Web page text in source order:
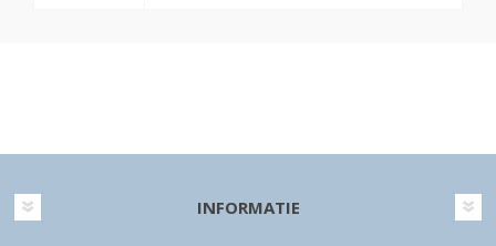
INFORMATIE